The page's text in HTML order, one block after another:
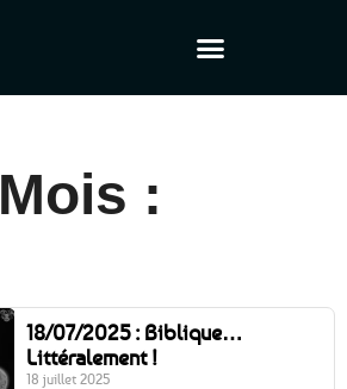
Mois :
18/07/2025 : Biblique…
Littéralement !
18 juillet 2025